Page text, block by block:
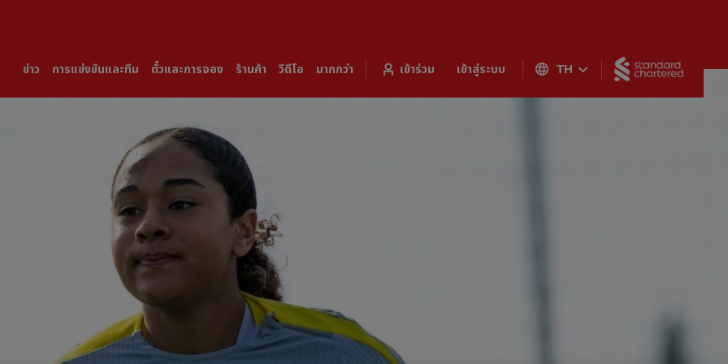
ข่าว การแข่งขันและทีม ตั๋วและการจอง ร้านค้า วีดีโอ มากกว่า เข้าร่วม เข้าสู่ระบบ TH